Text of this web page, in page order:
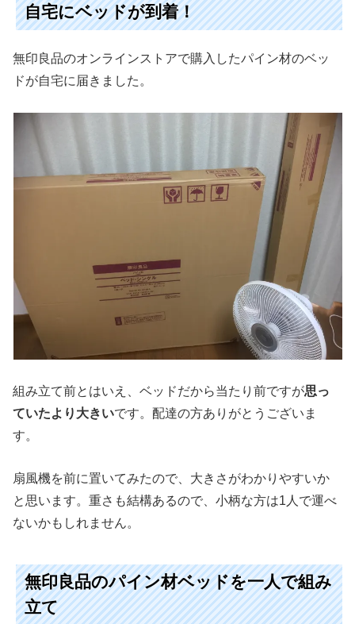
自宅にベッドが到着！
無印良品のオンラインストアで購入したパイン材のベッ
ドが自宅に届きました。
組み立て前とはいえ、ベッドだから当たり前ですが思っ
ていたより大きいです。配達の方ありがとうございま
す。
扇風機を前に置いてみたので、大きさがわかりやすいか
と思います。重さも結構あるので、小柄な方は1人で運べ
ないかもしれません。
無印良品のパイン材ベッドを一人で組み
立て